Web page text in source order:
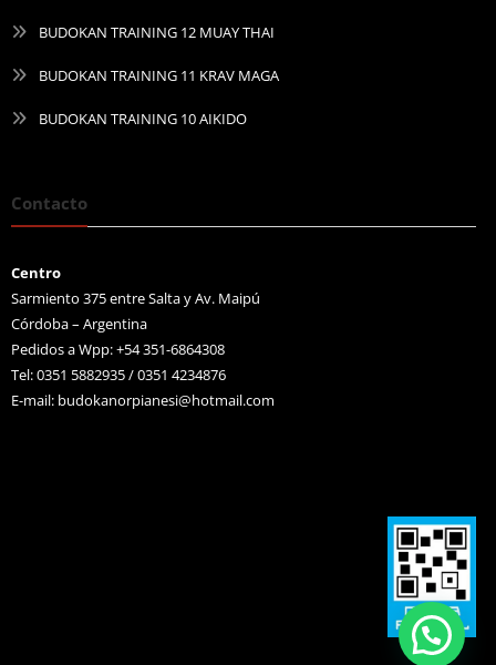
BUDOKAN TRAINING 12 MUAY THAI
BUDOKAN TRAINING 11 KRAV MAGA
BUDOKAN TRAINING 10 AIKIDO
Contacto
Centro
Sarmiento 375 entre Salta y Av. Maipú
Córdoba – Argentina
Pedidos a Wpp: +54 351-6864308
Tel: 0351 5882935 / 0351 4234876
E-mail: budokanorpianesi@hotmail.com